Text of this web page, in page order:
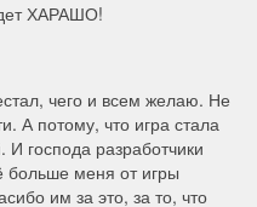
ХАРАШО!
чего и всем желаю. Не
А потому, что игра стала
господа разработчики
меня от игры
им за это, за то, что